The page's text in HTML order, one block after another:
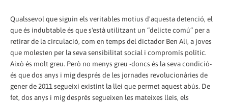
Qualssevol que siguin els veritables motius d'aquesta detenció, el
que és indubtable és que s'està utilitzant un “delicte comú” per a
retirar de la circulació, com en temps del dictador Ben Ali, a joves
que molesten per la seva sensibilitat social i compromís polític.
Això és molt greu. Però no menys greu -doncs és la seva condició-
és que dos anys i mig després de les jornades revolucionàries de
gener de 2011 segueixi existint la llei que permet aquest abús. De
fet, dos anys i mig després segueixen les mateixes lleis, els